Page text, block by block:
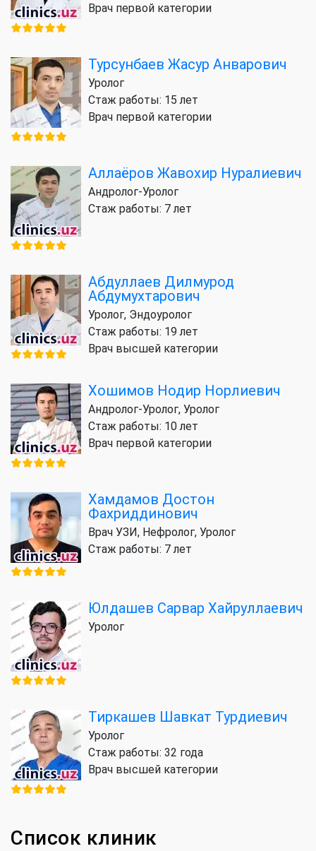
Врач первой категории
Турсунбаев Жасур Анварович
Уролог
Стаж работы: 15 лет
Врач первой категории
Аллаёров Жавохир Нуралиевич
Андролог-Уролог
Стаж работы: 7 лет
Абдуллаев Дилмурод
Абдумухтарович
Уролог, Эндоуролог
Стаж работы: 19 лет
Врач высшей категории
Хошимов Нодир Норлиевич
Андролог-Уролог, Уролог
Стаж работы: 10 лет
Врач первой категории
Хамдамов Достон
Фахриддинович
Врач УЗИ, Нефролог, Уролог
Стаж работы: 7 лет
Юлдашев Сарвар Хайруллаевич
Уролог
Тиркашев Шавкат Турдиевич
Уролог
Стаж работы: 32 года
Врач высшей категории
Список клиник